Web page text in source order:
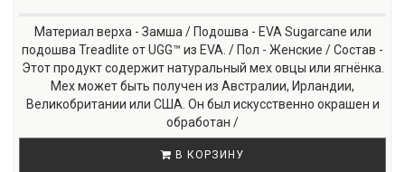
Материал верха - Замша / Подошва - EVA Sugarcane или
подошва Treadlite от UGG™ из EVA. / Пол - Женские / Состав -
Этот продукт содержит натуральный мех овцы или ягнёнка.
Мех может быть получен из Австралии, Ирландии,
Великобритании или США. Он был искусственно окрашен и
обработан /
В КОРЗИНУ